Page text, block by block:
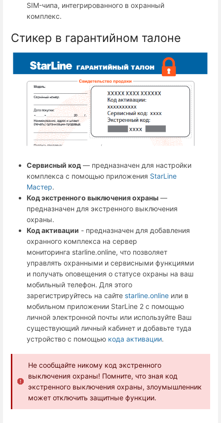
SIM-чипа, интегрированного в охранный
комплекс.
Стикер в гарантийном талоне
Сервисный код — предназначен для настройки
комплекса с помощью приложения StarLine
Мастер.
Код экстренного выключения охраны —
предназначен для экстренного выключения
охраны.
Код активации - предназначен для добавления
охранного комплекса на сервер
мониторинга starline.online, что позволяет
управлять охранными и сервисными функциями
и получать оповещения о статусе охраны на ваш
мобильный телефон. Для этого
зарегистрируйтесь на сайте starline.online или в
мобильном приложении StarLine 2 с помощью
личной электронной почты или используйте Ваш
существующий личный кабинет и добавьте туда
устройство с помощью кода активации.
Не сообщайте никому код экстренного
выключения охраны! Помните, что зная код
экстренного выключения охраны, злоумышленник
может отключить защитные функции.